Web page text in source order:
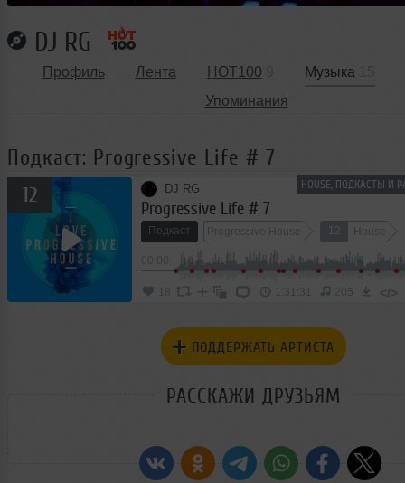
DJ RG
Профиль Лента HOT100 Музыка
Упоминания
Подкаст: Progressive Life # 7
HOUSE, ПОДКАСТЫ И
12 DJ RG
Progressive Life # 7
Подкаст Progressive House 12 House
1:31:31 205 </>
ПОДДЕРЖАТЬ АРТИСТА
РАССКАЖИ ДРУЗЬЯМ